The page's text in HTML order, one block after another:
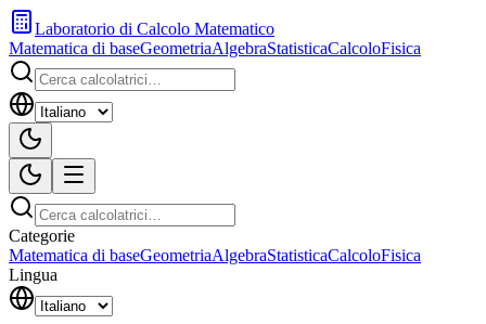
Laboratorio di Calcolo Matematico
Matematica di baseGeometriaAlgebraStatisticaCalcoloFisica
Categorie
Matematica di baseGeometriaAlgebraStatisticaCalcoloFisica
Lingua